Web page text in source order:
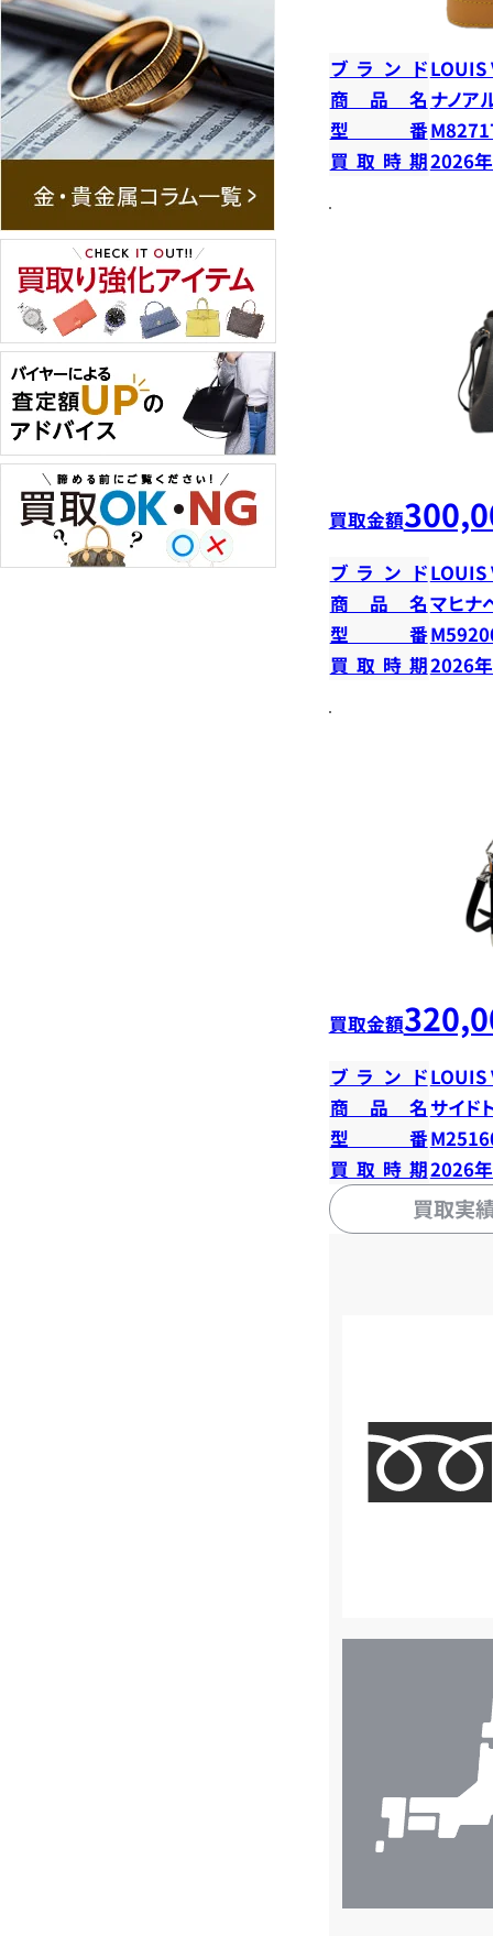
ブランドLOUIS
商品名 ナノア
型番
買取時期2026
買取金額
ブランドLOUIS
商品名マヒナ
型番
買取時期2026
買取金額
ブランドLOUIS
商品名 サイド
型番
買取時期2026
買取実